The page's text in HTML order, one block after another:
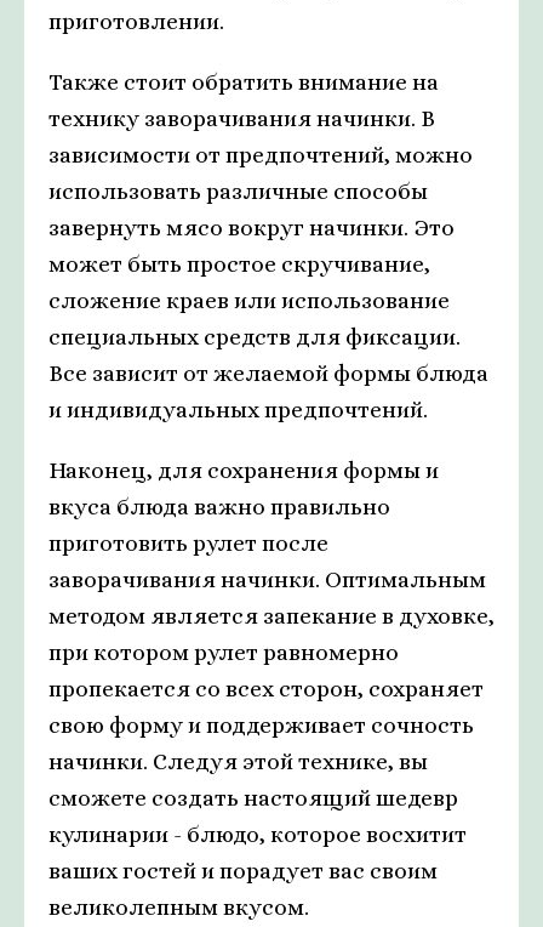
приготовлении.
Также стоит обратить внимание на
технику заворачивания начинки. В
зависимости от предпочтений, можно
использовать различные способы
завернуть мясо вокруг начинки. Это
может быть простое скручивание,
сложение краев или использование
специальных средств для фиксации.
Все зависит от желаемой формы блюда
и индивидуальных предпочтений.
Наконец, для сохранения формы и
вкуса блюда важно правильно
приготовить рулет после
заворачивания начинки. Оптимальным
методом является запекание в духовке,
при котором рулет равномерно
пропекается со всех сторон, сохраняет
свою форму и поддерживает сочность
начинки. Следуя этой технике, вы
сможете создать настоящий шедевр
кулинарии - блюдо, которое восхитит
ваших гостей и порадует вас своим
великолепным вкусом.